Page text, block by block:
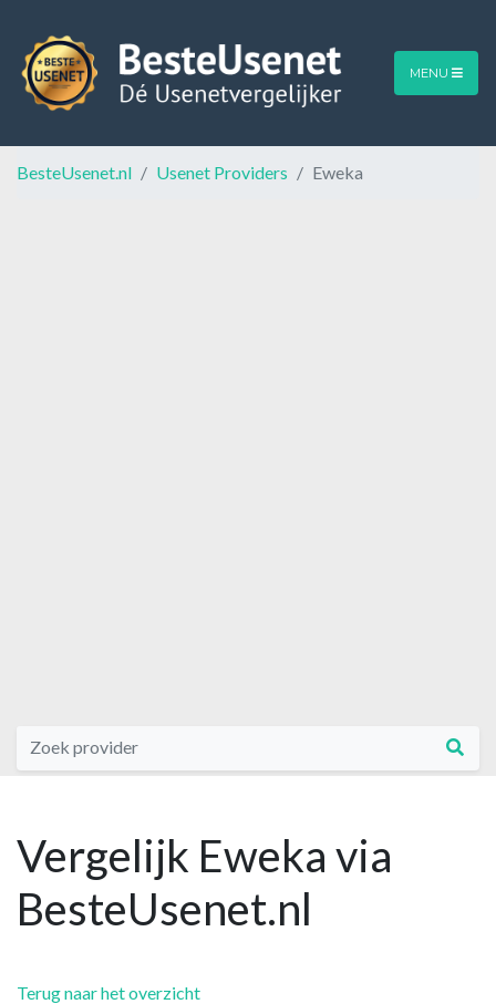
MENU
BesteUsenet.nl Usenet Providers Eweka
Vergelijk Eweka via
BesteUsenet.nl
Terug naar het overzicht